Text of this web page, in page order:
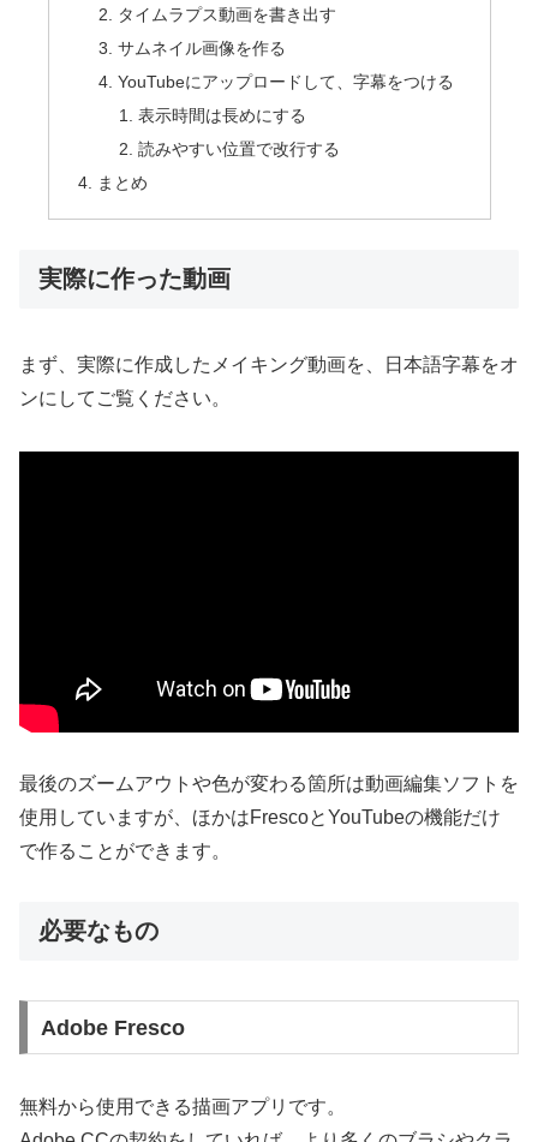
タイムラプス動画を書き出す
サムネイル画像を作る
YouTubeにアップロードして、字幕をつける
表示時間は長めにする
読みやすい位置で改行する
まとめ
実際に作った動画
まず、実際に作成したメイキング動画を、日本語字幕をオ
ンにしてご覧ください。
最後のズームアウトや色が変わる箇所は動画編集ソフトを
使用していますが、ほかはFrescoとYouTubeの機能だけ
で作ることができます。
必要なもの
Adobe Fresco
無料から使用できる描画アプリです。